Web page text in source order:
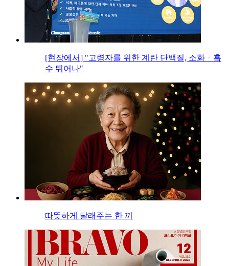
[현장에서] "고령자를 위한 계란 단백질, 소화ㆍ흡
수 뛰어나"
따뜻하게 달래주는 한 끼